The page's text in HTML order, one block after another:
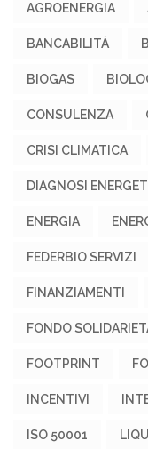
AGROENERGIA
BANCABILITÀ
BIOGAS
CONSULENZA
CRISI CLIMATICA
DIAGNOSI
ENERGIA
FEDERBIO SERVIZI
FINANZIAMENTI
FONDO
FOOTPRINT
INCENTIVI
ISO 50001